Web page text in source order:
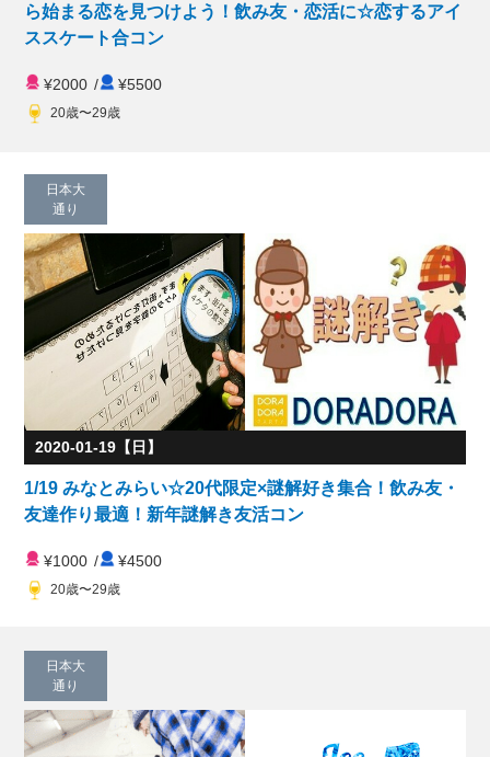
ら始まる恋を見つけよう！飲み友・恋活に☆恋するアイ
ススケート合コン
¥2000 / ¥5500
20歳〜29歳
日本大
通り
2020-01-19【日】
1/19 みなとみらい☆20代限定×謎解好き集合！飲み友・
友達作り最適！新年謎解き友活コン
¥1000 / ¥4500
20歳〜29歳
日本大
通り